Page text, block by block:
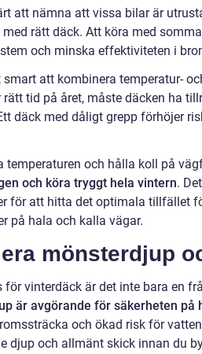
att nämna att vissa bilar är
rätt däck. Att köra med
och minska effektiviteten i
att kombinera temperatur-
rätt tid på året, måste däcken ha
däck med dåligt grepp förhöjer
temperaturen och hålla koll på
och köra tryggt hela vintern.
för att hitta det optimala tillfället
på hala och kalla vägar.
mönsterdjup
för vinterdäck är det inte bara en
är avgörande för säkerheten på
och ökad risk för
djup och allmänt skick innan du